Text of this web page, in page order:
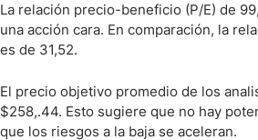
La relación precio-beneficio (P/E) de
una acción cara. En comparación, la
es de 31,52.
El precio objetivo promedio de los
$258,.44. Esto sugiere que no hay
que los riesgos a la baja se aceleran.